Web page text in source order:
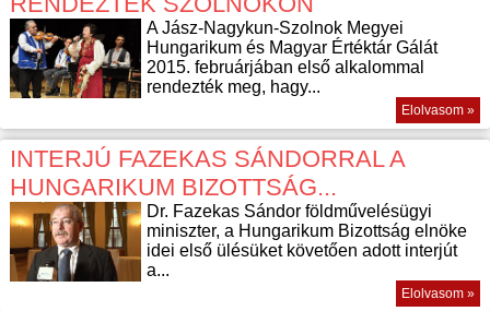
A Jász-Nagykun-Szolnok Megyei
Hungarikum és Magyar Értéktár Gálát
2015. februárjában első alkalommal
rendezték meg, hagy...
Elolvasom »
INTERJÚ FAZEKAS SÁNDORRAL A
HUNGARIKUM BIZOTTSÁG...
Dr. Fazekas Sándor földművelésügyi
miniszter, a Hungarikum Bizottság elnöke
idei első ülésüket követően adott interjút
a...
Elolvasom »